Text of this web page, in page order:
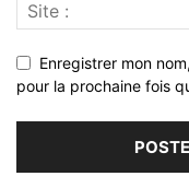
Enregistrer mon
pour la prochaine fois